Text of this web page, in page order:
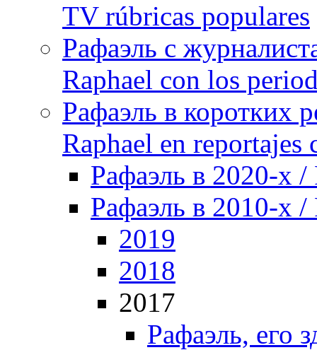
TV rúbricas populares
Рафаэль с
Raphael con los
Рафаэль в коротких
Raphael en reportajes
Рафаэль в 2020-х /
Рафаэль в 2010-х /
2019
2018
2017
Рафаэль, его